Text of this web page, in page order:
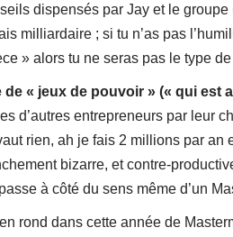
dispensés par Jay et le
milliardaire ; si tu n’as pas
» alors tu ne seras pas le type
« jeux de pouvoir » (« qui est
d’autres entrepreneurs par leur
rien, ah je fais 2 millions par an
bizarre, et contre-
à côté du sens même d’un
rond dans cette année de